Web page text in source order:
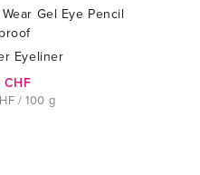
Gel Eye Pencil
Eyeliner
/ 100 g